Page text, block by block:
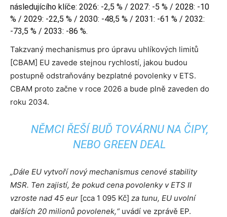
následujícího klíče: 2026: -2,5 % / 2027: -5 % / 2028: -10
% / 2029: -22,5 % / 2030: -48,5 % / 2031: -61 % / 2032:
-73,5 % / 2033: -86 %.
Takzvaný mechanismus pro úpravu uhlíkových limitů
[CBAM] EU zavede stejnou rychlostí, jakou budou
postupně odstraňovány bezplatné povolenky v ETS.
CBAM proto začne v roce 2026 a bude plně zaveden do
roku 2034.
NĚMCI ŘEŠÍ BUĎ TOVÁRNU NA ČIPY,
NEBO GREEN DEAL
„Dále EU vytvoří nový mechanismus cenové stability
MSR. Ten zajistí, že pokud cena povolenky v ETS II
vzroste nad 45 eur [cca 1 095 Kč] za tunu, EU uvolní
dalších 20 milionů povolenek,“uvádí ve zprávě EP.